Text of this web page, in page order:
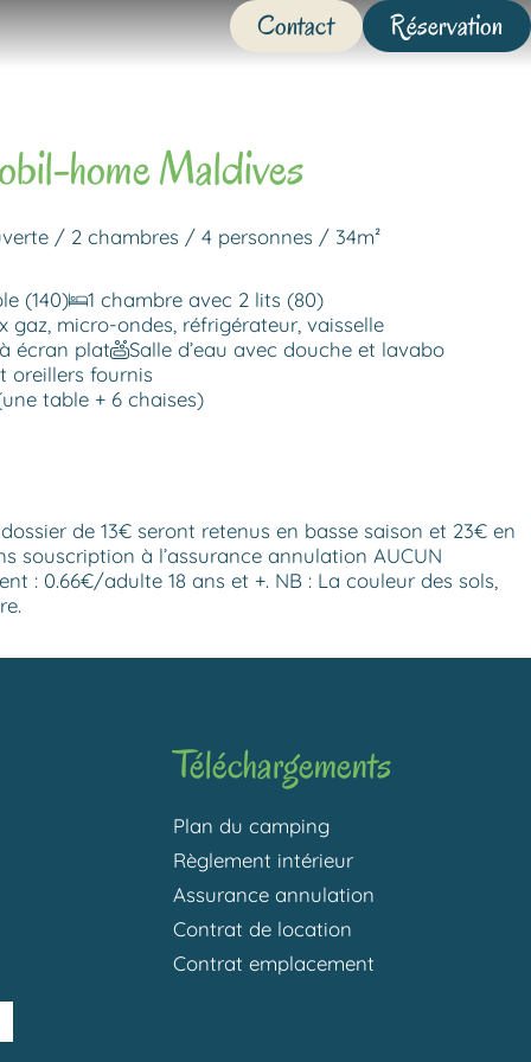
Contact Réservation
home Maldives
/ 2 chambres / 4 personnes / 34m²
(140)
1 chambre avec 2 lits (80)
gaz, micro-ondes, réfrigérateur, vaisselle
écran plat
Salle d’eau avec douche et lavabo
oreillers fournis
table + 6 chaises)
de 13€ seront retenus en basse saison et 23€ en
souscription à l’assurance annulation AUCUN
: 0.66€/adulte 18 ans et +. NB : La couleur des sols,
Téléchargements
Plan du camping
Règlement intérieur
Assurance annulation
Contrat de location
Contrat emplacement